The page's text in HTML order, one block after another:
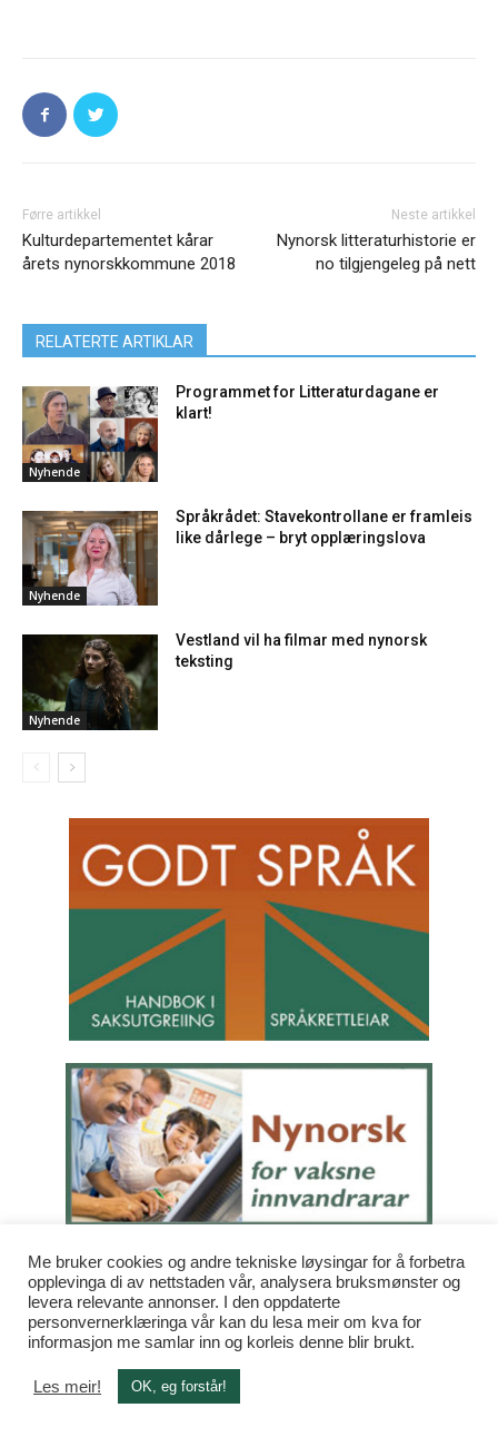
Førre artikkel
Kulturdepartementet kårar
årets nynorskkommune 2018
Neste artikkel
Nynorsk litteraturhistorie er
no tilgjengeleg på nett
RELATERTE ARTIKLAR
Nyhende
Programmet for Litteraturdagane er
klart!
Nyhende
Språkrådet: Stavekontrollane er framleis
like dårlege – bryt opplæringslova
Nyhende
Vestland vil ha filmar med nynorsk
teksting
Me bruker cookies og andre tekniske løysingar for å forbetra
opplevinga di av nettstaden vår, analysera bruksmønster og
levera relevante annonser. I den oppdaterte
personvernerklæringa vår kan du lesa meir om kva for
informasjon me samlar inn og korleis denne blir brukt.
Les meir! OK, eg forstår!